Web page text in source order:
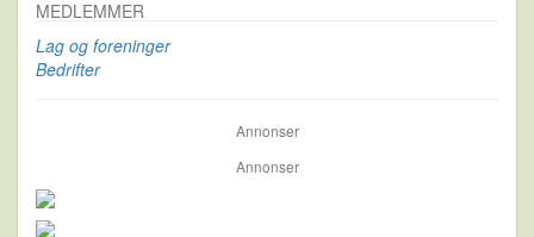
MEDLEMMER
Lag og foreninger
Bedrifter
Annonser
Annonser